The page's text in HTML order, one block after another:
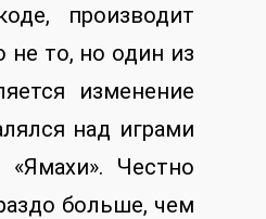
производит
не то, но один из
изменение
над играми
«Ямахи». Честно
больше, чем